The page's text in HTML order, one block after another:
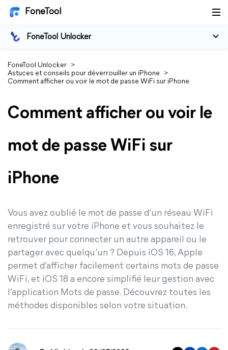
FoneTool
FoneTool Unlocker
FoneTool Unlocker >
Astuces et conseils pour déverrouiller un iPhone
>
Comment afficher ou voir le mot de passe WiFi sur iPhone
Comment afficher ou voir le
mot de passe WiFi sur
iPhone
Vous avez oublié le mot de passe d’un réseau WiFi
enregistré sur votre iPhone et vous souhaitez le
retrouver pour connecter un autre appareil ou le
partager avec quelqu’un ? Depuis iOS 16, Apple
permet d’afficher facilement certains mots de passe
WiFi, et iOS 18 a encore simplifié leur gestion avec
l’application Mots de passe. Découvrez toutes les
méthodes disponibles selon votre situation.